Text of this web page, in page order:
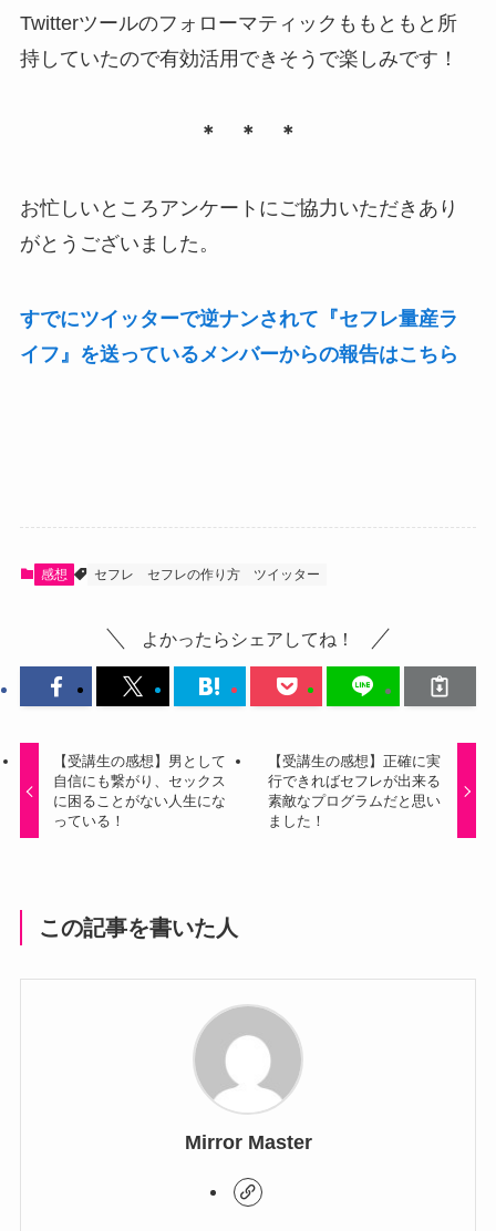
Twitterツールのフォローマティックももともと所
持していたので有効活用できそうで楽しみです！
＊ ＊ ＊
お忙しいところアンケートにご協力いただきあり
がとうございました。
すでにツイッターで逆ナンされて『セフレ量産ラ
イフ』を送っているメンバーからの報告はこちら
感想 セフレ セフレの作り方 ツイッター
よかったらシェアしてね！
【受講生の感想】男として
自信にも繋がり、セックス
に困ることがない人生にな
っている！
【受講生の感想】正確に実
行できればセフレが出来る
素敵なプログラムだと思い
ました！
この記事を書いた人
Mirror Master